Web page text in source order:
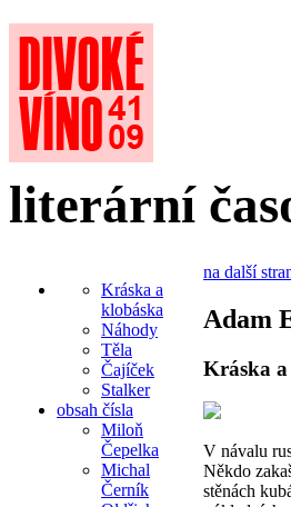
literární
Kráska a
klobáska
Náhody
Těla
Čajíček
Stalker
obsah čísla
Miloň
Čepelka
Michal
Černík
na další
Adam
Kráska
V návalu
Někdo
stěnách